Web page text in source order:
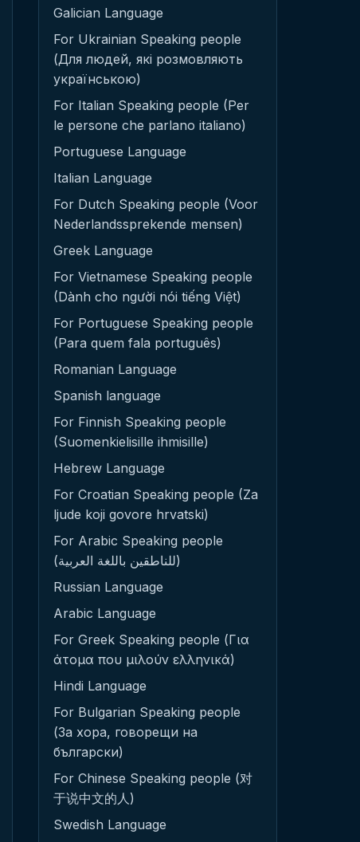
Galician Language
For Ukrainian Speaking people
(Для людей, які розмовляють
українською)
For Italian Speaking people (Per
le persone che parlano italiano)
Portuguese Language
Italian Language
For Dutch Speaking people (Voor
Nederlandssprekende mensen)
Greek Language
For Vietnamese Speaking people
(Dành cho người nói tiếng Việt)
For Portuguese Speaking people
(Para quem fala português)
Romanian Language
Spanish language
For Finnish Speaking people
(Suomenkielisille ihmisille)
Hebrew Language
For Croatian Speaking people (Za
ljude koji govore hrvatski)
For Arabic Speaking people
(للناطقين باللغة العربية)
Russian Language
Arabic Language
For Greek Speaking people (Για
άτομα που μιλούν ελληνικά)
Hindi Language
For Bulgarian Speaking people
(За хора, говорещи на
български)
For Chinese Speaking people (对
于说中文的人)
Swedish Language